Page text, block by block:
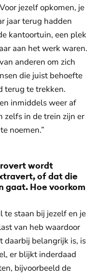
jezelf opkomen, je
jaar terug hadden
kantoortuin, een plek
aan het werk waren.
anderen om zich
die juist behoefte
terug te trekken.
inmiddels weer af
zelfs in de trein zijn er
noemen.”
wordt
of dat die
gaat. Hoe voorkom
te staan bij jezelf en je
van heb waardoor
daarbij belangrijk is, is
er blijkt inderdaad
bijvoorbeeld de